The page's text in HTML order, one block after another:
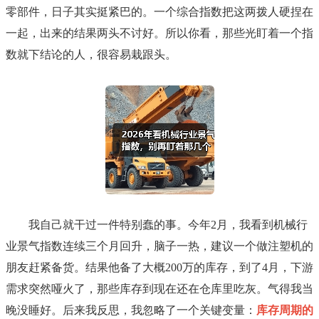
零部件，日子其实挺紧巴的。一个综合指数把这两拨人硬捏在
一起，出来的结果两头不讨好。所以你看，那些光盯着一个指
数就下结论的人，很容易栽跟头。
我自己就干过一件特别蠢的事。今年2月，我看到机械行
业景气指数连续三个月回升，脑子一热，建议一个做注塑机的
朋友赶紧备货。结果他备了大概200万的库存，到了4月，下游
需求突然哑火了，那些库存到现在还在仓库里吃灰。气得我当
晚没睡好。后来我反思，我忽略了一个关键变量： 库存周期的